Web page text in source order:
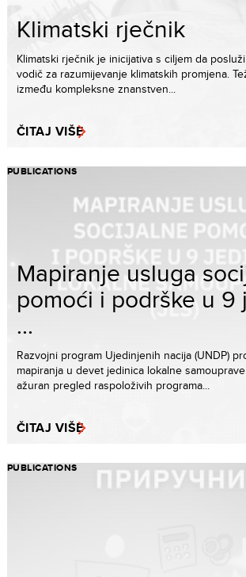
Klimatski rječnik
Klimatski rječnik je inicijativa s ciljem da
vodič za razumijevanje klimatskih promjena.
između kompleksne znanstven...
ČITAJ VIŠE
PUBLICATIONS
Mapiranje usluga
pomoći i podrške u 9
...
Razvojni program Ujedinjenih nacija (UNDP)
mapiranja u devet jedinica lokalne
ažuran pregled raspoloživih programa...
ČITAJ VIŠE
PUBLICATIONS